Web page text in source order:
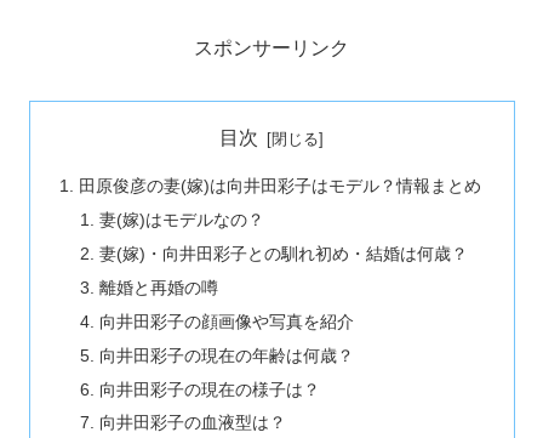
スポンサーリンク
目次
田原俊彦の妻(嫁)は向井田彩子はモデル？情報まとめ
妻(嫁)はモデルなの？
妻(嫁)・向井田彩子との馴れ初め・結婚は何歳？
離婚と再婚の噂
向井田彩子の顔画像や写真を紹介
向井田彩子の現在の年齢は何歳？
向井田彩子の現在の様子は？
向井田彩子の血液型は？